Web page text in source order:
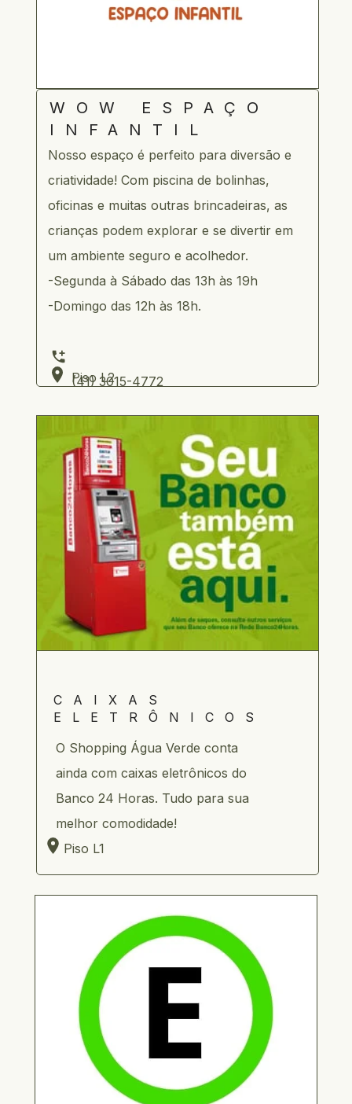
WOW ESPAÇO
INFANTIL
Nosso espaço é perfeito para diversão e
criatividade! Com piscina de bolinhas,
oficinas e muitas outras brincadeiras, as
crianças podem explorar e se divertir em
um ambiente seguro e acolhedor.
-Segunda à Sábado das 13h às 19h
-Domingo das 12h às 18h.
(41) 3015-4772
CAIXAS
ELETRÔNICOS
O Shopping Água Verde conta
ainda com caixas eletrônicos do
Banco 24 Horas. Tudo para sua
melhor comodidade!
  Piso L1
Piso L2